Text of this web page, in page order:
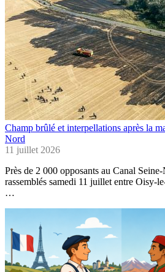
Champ brûlé et interpellations après la
Nord
11 juillet 2026
Près de 2 000 opposants au Canal
rassemblés samedi 11 juillet entre Oisy-
…